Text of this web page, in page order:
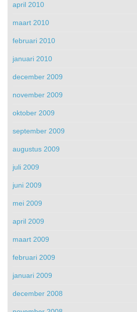
april 2010
maart 2010
februari 2010
januari 2010
december 2009
november 2009
oktober 2009
september 2009
augustus 2009
juli 2009
juni 2009
mei 2009
april 2009
maart 2009
februari 2009
januari 2009
december 2008